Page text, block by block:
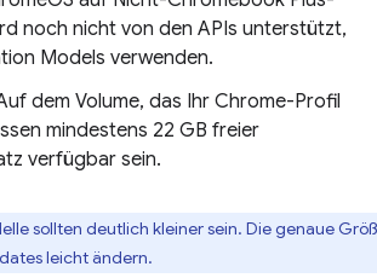
noch nicht von den APIs unterstützt,
Models verwenden.
dem Volume, das Ihr Chrome-Profil
mindestens 22 GB freier
verfügbar sein.
sollten deutlich kleiner sein. Die genaue
leicht ändern.